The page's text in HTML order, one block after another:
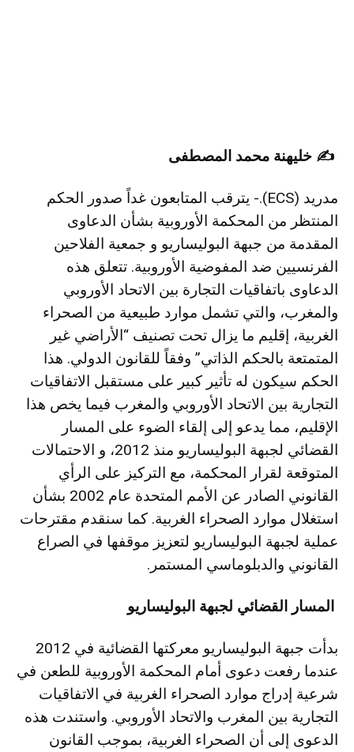
✍️ خليهنة محمد المصطفى
مدريد (ECS).- يترقب المتابعون غداً صدور الحكم
المنتظر من المحكمة الأوروبية بشأن الدعاوى
المقدمة من جبهة البوليساريو و جمعية الفلاحين
الفرنسيين ضد المفوضية الأوروبية. تتعلق هذه
الدعاوى باتفاقيات التجارة بين الاتحاد الأوروبي
والمغرب، والتي تشمل موارد طبيعية من الصحراء
الغربية، إقليم ما يزال تحت تصنيف “الأراضي غير
المتمتعة بالحكم الذاتي” وفقاً للقانون الدولي. هذا
الحكم سيكون له تأثير كبير على مستقبل الاتفاقيات
التجارية بين الاتحاد الأوروبي والمغرب فيما يخص هذا
الإقليم، مما يدعو إلى إلقاء الضوء على المسار
القضائي لجبهة البوليساريو منذ 2012، و الاحتمالات
المتوقعة لقرار المحكمة، مع التركيز على الرأي
القانوني الصادر عن الأمم المتحدة عام 2002 بشأن
استغلال موارد الصحراء الغربية. كما سنقدم مقترحات
عملية لجبهة البوليساريو لتعزيز موقفها في الصراع
القانوني والدبلوماسي المستمر.
المسار القضائي لجبهة البوليساريو
بدأت جبهة البوليساريو معركتها القضائية في 2012
عندما رفعت دعوى أمام المحكمة الأوروبية للطعن في
شرعية إدراج موارد الصحراء الغربية في الاتفاقيات
التجارية بين المغرب والاتحاد الأوروبي. واستندت هذه
الدعوى إلى أن الصحراء الغربية، بموجب القانون